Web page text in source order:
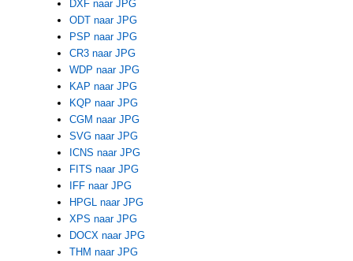
DXF naar JPG
ODT naar JPG
PSP naar JPG
CR3 naar JPG
WDP naar JPG
KAP naar JPG
KQP naar JPG
CGM naar JPG
SVG naar JPG
ICNS naar JPG
FITS naar JPG
IFF naar JPG
HPGL naar JPG
XPS naar JPG
DOCX naar JPG
THM naar JPG